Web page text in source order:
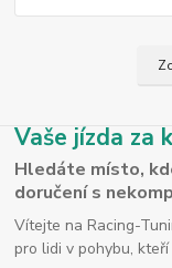
Vaše jízda za
Hledáte místo,
doručení s
Vítejte na Racing-
pro lidi v pohybu,